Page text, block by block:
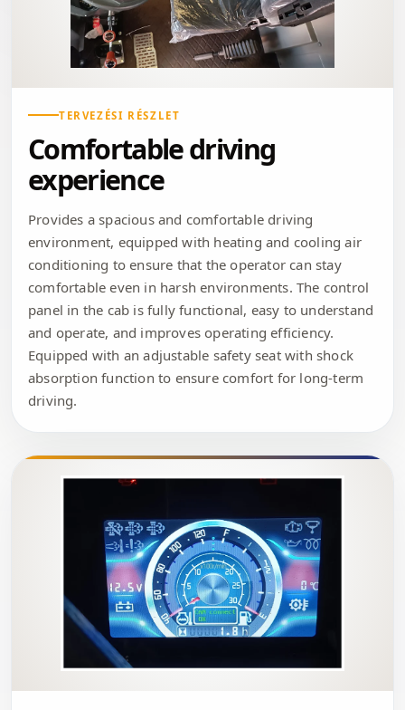
TERVEZÉSI RÉSZLET
Comfortable driving
experience
Provides a spacious and comfortable driving
environment, equipped with heating and cooling air
conditioning to ensure that the operator can stay
comfortable even in harsh environments. The control
panel in the cab is fully functional, easy to understand
and operate, and improves operating efficiency.
Equipped with an adjustable safety seat with shock
absorption function to ensure comfort for long-term
driving.